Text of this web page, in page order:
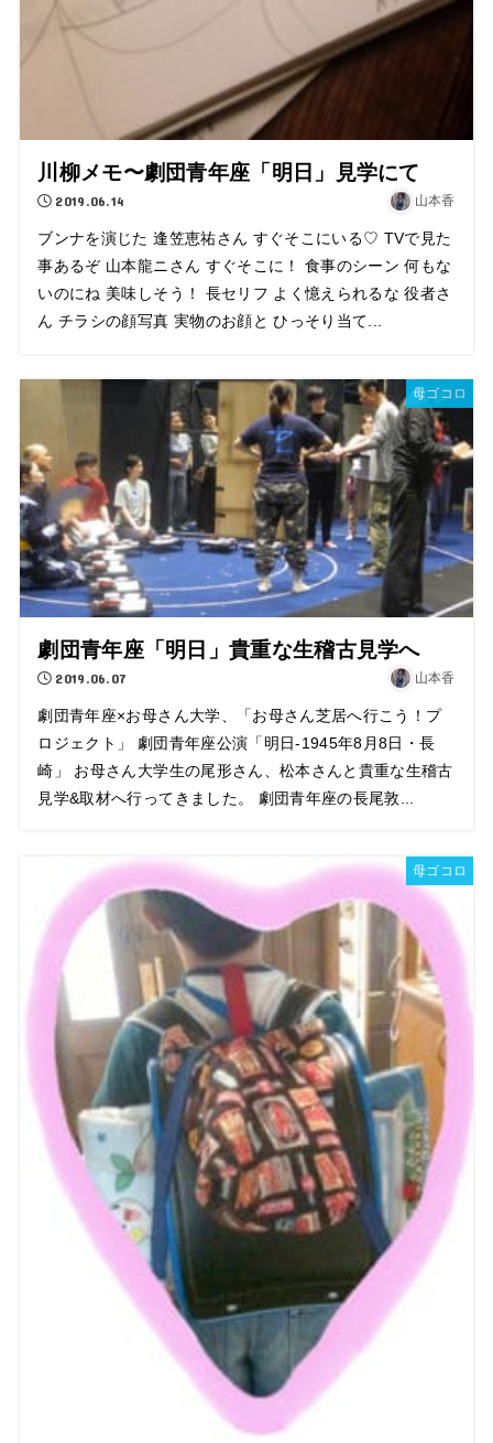
川柳メモ〜劇団青年座「明日」見学にて
2019.06.14 山本香
ブンナを演じた 逢笠恵祐さん すぐそこにいる♡ TVで見た
事あるぞ 山本龍ニさん すぐそこに！ 食事のシーン 何もな
いのにね 美味しそう！ 長セリフ よく憶えられるな 役者さ
ん チラシの顔写真 実物のお顔と ひっそり当て...
母ゴコロ
劇団青年座「明日」貴重な生稽古見学へ
2019.06.07 山本香
劇団青年座×お母さん大学、「お母さん芝居へ行こう！プ
ロジェクト」 劇団青年座公演「明日-1945年8月8日・長
崎」 お母さん大学生の尾形さん、松本さんと貴重な生稽古
見学&取材へ行ってきました。 劇団青年座の長尾敦...
母ゴコロ